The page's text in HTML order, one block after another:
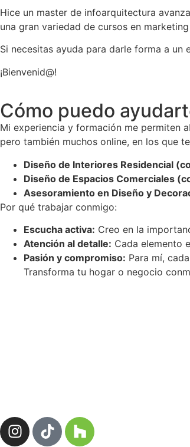
Hice un master de infoarquitectura
una gran variedad de cursos en
Si necesitas ayuda para darle forma a un
¡Bienvenid@!
Cómo puedo
Mi experiencia y formación me permiten
pero también muchos online, en los que
Diseño de Interiores Residencial
Diseño de Espacios Comerciales
Asesoramiento en Diseño y
Por qué trabajar conmigo:
Escucha activa: Creo en la
Atención al detalle: Cada elemento
Pasión y compromiso: Para mí,
Transforma tu hogar o negocio